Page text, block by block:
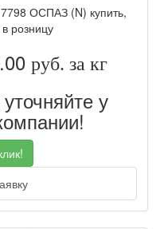
ОСПАЗ (N) купить,
розницу
руб. за кг
у